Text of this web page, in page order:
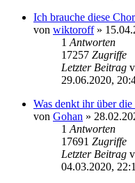
Ich brauche diese
von wiktoroff»
1 Antworten
17257 Zugriffe
Letzter Beitrag
29.06.2020,
Was denkt ihr über
von Gohan »
1 Antworten
17691 Zugriffe
Letzter Beitrag
04.03.2020,